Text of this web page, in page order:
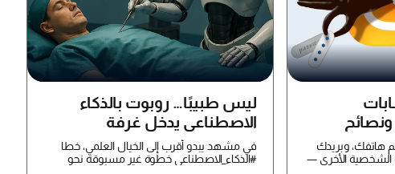
هاتفك، وبريدك
الشخصية الأخرى —
ليس طبيبًا… روبوت بالذكاء
الاصطناعي يدخل غرفة
العمليات
في مشهد يبدو أقرب إلى الخيال العلمي، خطا
#الذكاء_الاصطناعي خطوة غير مسبوقة نحو